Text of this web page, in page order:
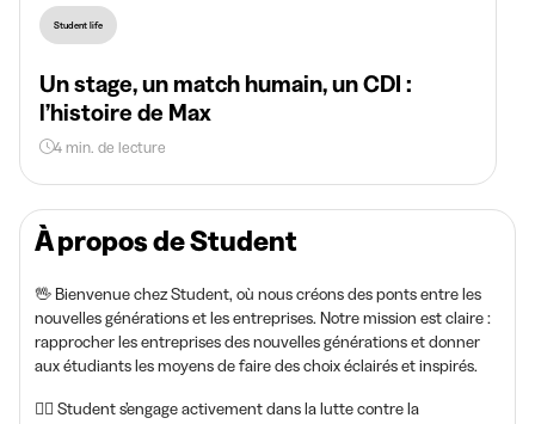
À propos de Student
🖖 Bienvenue chez Student, où nous créons des ponts entre les
nouvelles générations et les entreprises. Notre mission est claire :
rapprocher les entreprises des nouvelles générations et donner
aux étudiants les moyens de faire des choix éclairés et inspirés.
🏳️‍🌈 Student s’engage activement dans la lutte contre la
Student life
Un stage, un match humain, un CDI :
l’histoire de Max
4 min. de lecture